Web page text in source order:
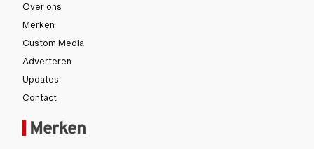
Merken
Over ons
Merken
Custom Media
Adverteren
Updates
Contact